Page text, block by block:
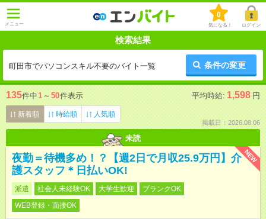
メニュー
0
気になる！ ログイン
検索結果
町田市でパソコンスキル不要のバイト一覧 条件の変更
135件中1 ～ 50件表示 平均時給: 1,598 円
新着順 時給順 人気順
掲載日：2026.08.06
未読
NEW
夜勤＝待機多め！？【週2日で月収25.9万円】介
護スタッフ＊日払いOK!
派遣 社会人未経験OK 大学生歓迎
ブランクOK
WEB登録・面接OK